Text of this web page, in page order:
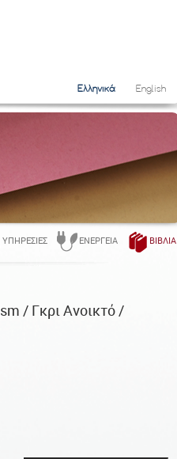
Ελληνικά English
ΥΠΗΡΕΣΊΕΣ ΕΝΈΡΓΕΙΑ ΒΙΒΛΊΑ
/ Γκρι Ανοικτό /